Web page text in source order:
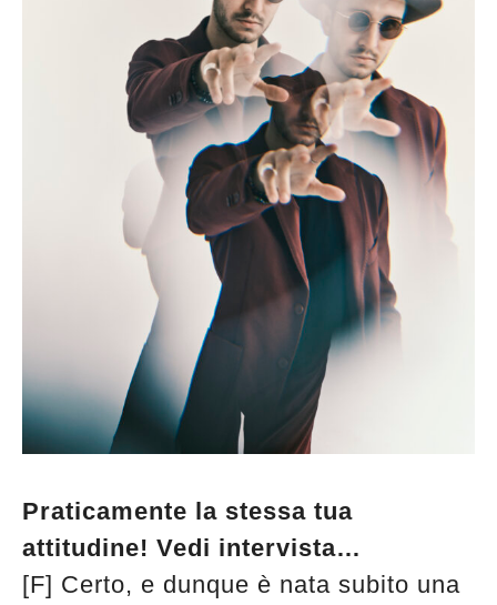
Praticamente la stessa tua
attitudine! Vedi intervista…
[F] Certo, e dunque è nata subito una